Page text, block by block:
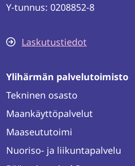
Y-tunnus: 0208852-8
Laskutustiedot
Ylihärmän palvelutoimisto
Tekninen osasto
Maankäyttöpalvelut
Maaseututoimi
Nuoriso- ja liikuntapalvelu